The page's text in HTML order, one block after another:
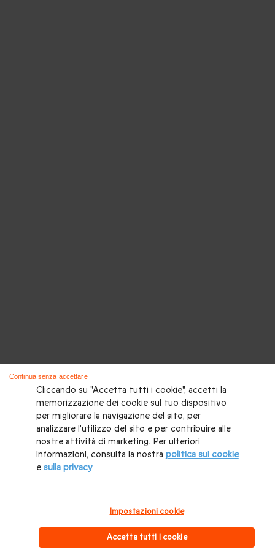
Altre idee regalo originali
Cliccando su "Accetta tutti i cookie", accetti la
memorizzazione dei cookie sul tuo dispositivo
per migliorare la navigazione del sito, per
analizzare l'utilizzo del sito e per contribuire alle
nostre attività di marketing. Per ulteriori
informazioni, consulta la nostra politica sui cookie
e sulla privacy
Impostazioni cookie
Accetta tutti i cookie
Continua senza accettare